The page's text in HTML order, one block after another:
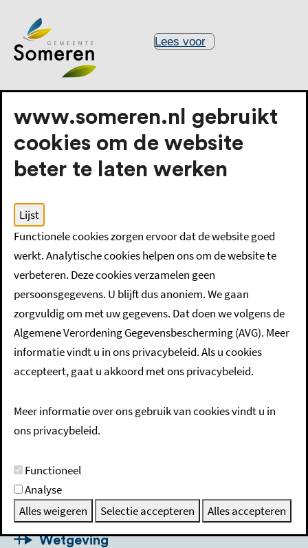
Lees voor
Riool verstopt
Direct regelen
Heeft u een klacht over het riool? Bijvoorbeeld omdat het
meldt u dit bij de gemeente.
Procedure
Wetgeving
www.someren.nl gebruikt
cookies om de website
beter te laten werken
Lijst
Functionele cookies zorgen ervoor dat de website goed
werkt. Analytische cookies helpen ons om de website te
verbeteren. Deze cookies verzamelen geen
persoonsgegevens. U blijft dus anoniem. We gaan
zorgvuldig om met uw gegevens. Dat doen we volgens de
Algemene Verordening Gegevensbescherming (AVG). Meer
informatie vindt u in ons privacybeleid. Als u cookies
accepteert, gaat u akkoord met ons privacybeleid.
Meer informatie over ons gebruik van cookies vindt u in
ons privacybeleid.
Functioneel
Analyse
Alles weigeren
Selectie accepteren Alles accepteren